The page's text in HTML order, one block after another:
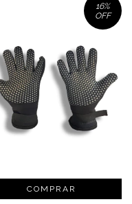
16%
OFF
COMPRAR